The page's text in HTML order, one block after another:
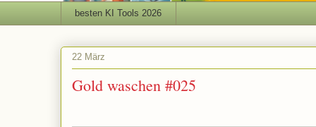
besten KI Tools 2026
22 März
Gold waschen #025